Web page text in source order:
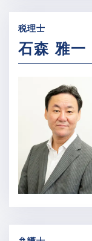
税理士
石森 雅一